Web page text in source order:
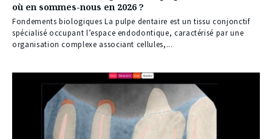
réservé
à
nos
abonnés
où en sommes-nous en 2026 ?
Fondements biologiques La pulpe dentaire est un tissu conjonctif
spécialisé occupant l’espace endodontique, caractérisé par une
organisation complexe associant cellules,...